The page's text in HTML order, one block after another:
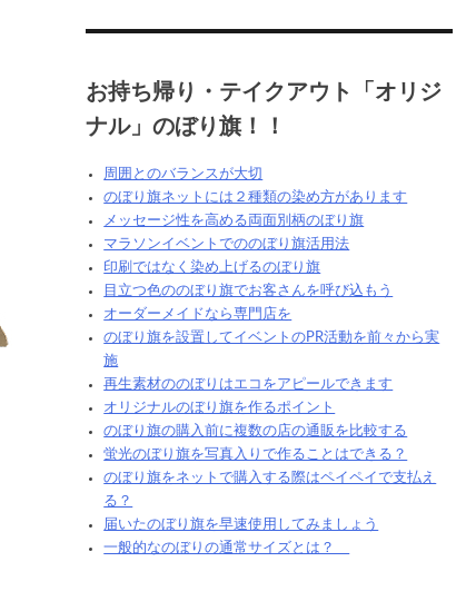
お持ち帰り・テイクアウト「オリジ
ナル」のぼり旗！！
周囲とのバランスが大切
のぼり旗ネットには２種類の染め方があります
メッセージ性を高める両面別柄のぼり旗
マラソンイベントでののぼり旗活用法
印刷ではなく染め上げるのぼり旗
目立つ色ののぼり旗でお客さんを呼び込もう
オーダーメイドなら専門店を
のぼり旗を設置してイベントのPR活動を前々から実
施
再生素材ののぼりはエコをアピールできます
オリジナルのぼり旗を作るポイント
のぼり旗の購入前に複数の店の通販を比較する
蛍光のぼり旗を写真入りで作ることはできる？
のぼり旗をネットで購入する際はペイペイで支払え
る？
届いたのぼり旗を早速使用してみましょう
一般的なのぼりの通常サイズとは？